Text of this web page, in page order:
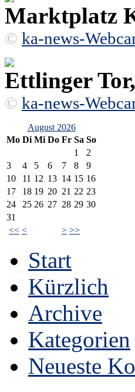
Marktplatz
© ka-news-
Ettlinger
© ka-news-
August 2026
Mo Di Mi Do Fr Sa So
1
2
3
4 5 6 7 8
9
10
11 12 13 14 15 16
17
18 19 20 21 22 23
24
25 26 27 28 29 30
31
<< < > >>
Start
Kürzlich
Archive
Kategorien
Neueste